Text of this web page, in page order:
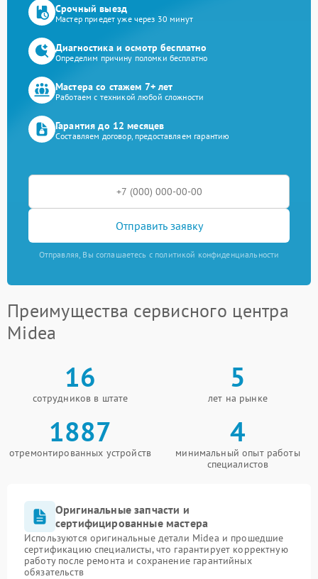
Срочный выезд
Мастер приедет уже через 30 минут
Диагностика и осмотр бесплатно
Определим причину поломки бесплатно
Мастера со стажем 7+ лет
Работаем с техникой любой сложности
Гарантия до 12 месяцев
Составляем договор, предоставляем гарантию
Отправить заявку
Отправляя, Вы соглашаетесь с политикой конфиденциальности
Преимущества сервисного центра
Midea
16
сотрудников в штате
5
лет на рынке
1887
отремонтированных устройств
4
минимальный опыт работы
специалистов
Оригинальные запчасти и
сертифицированные мастера
Используются оригинальные детали Midea и прошедшие
сертификацию специалисты, что гарантирует корректную
работу после ремонта и сохранение гарантийных
обязательств